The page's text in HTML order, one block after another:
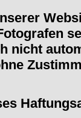
nicht